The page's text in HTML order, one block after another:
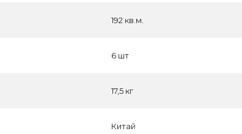
192 кв.м.
6 шт
17,5 кг
Китай